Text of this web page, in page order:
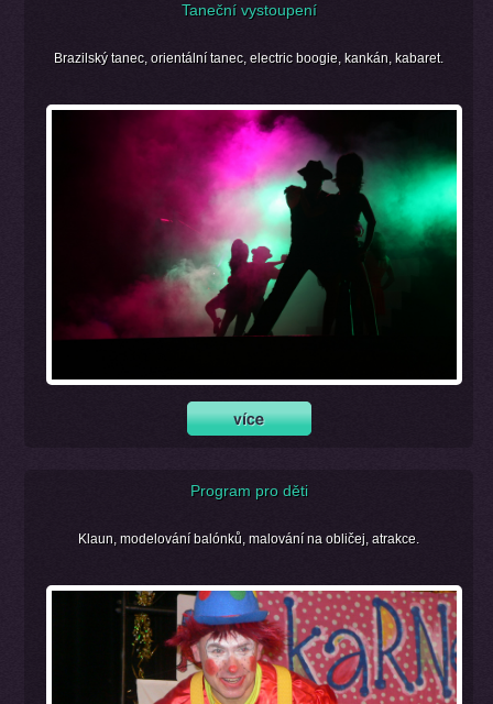
Taneční vystoupení
Brazilský tanec, orientální tanec, electric boogie, kankán, kabaret.
Program pro děti
Klaun, modelování balónků, malování na obličej, atrakce.